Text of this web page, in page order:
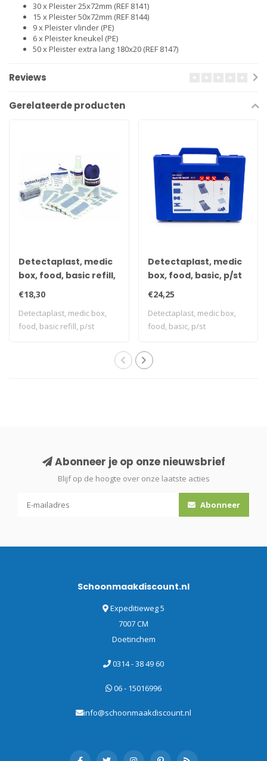
30 x Pleister 25x72mm (REF 8141)
15 x Pleister 50x72mm (REF 8144)
9 x Pleister vlinder (PE)
6 x Pleister kneukel (PE)
50 x Pleister extra lang 180x20 (REF 8147)
Reviews
Gerelateerde producten
Detectaplast, medic
box, food, basic refill,
p/st
€18,30
Detectaplast, medic box,
food, basic refill, p/st
Detectaplast, medic
box, food, basic, p/st
€24,25
Detectaplast, medic box,
food, basic, p/st
Abonneer je op onze nieuwsbrief
Blijf op de hoogte over onze laatste acties
Abonneer
Schoonmaakdiscount.nl
Expeditieweg 5
7007 CM
Doetinchem
0314 - 38 49 60
06 - 15016996
info@schoonmaakdiscount.nl